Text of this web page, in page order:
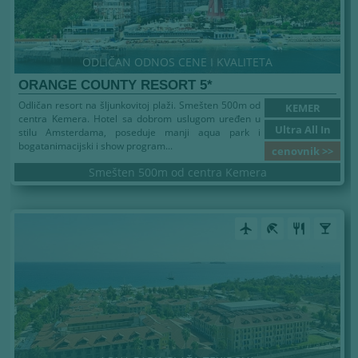
ODLIČAN ODNOS CENE I KVALITETA
ORANGE COUNTY RESORT 5*
KEMER
Ultra All In
cenovnik >>
Odličan resort na šljunkovitoj plaži. Smešten 500m od
centra Kemera. Hotel sa dobrom uslugom uređen u
stilu Amsterdama, poseduje manji aqua park i
bogatanimacijski i show program...
Smešten 500m od centra Kemera
airplanemode_active beach_access restaurant local_bar